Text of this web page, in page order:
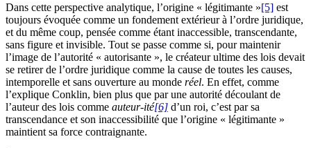
Dans cette perspective analytique, l’origine « légitimante »[5] est
toujours évoquée comme un fondement extérieur à l’ordre juridique,
et du même coup, pensée comme étant inaccessible, transcendante,
sans figure et invisible. Tout se passe comme si, pour maintenir
l’image de l’autorité « autorisante », le créateur ultime des lois devait
se retirer de l’ordre juridique comme la cause de toutes les causes,
intemporelle et sans ouverture au monde réel. En effet, comme
l’explique Conklin, bien plus que par une autorité découlant de
l’auteur des lois comme auteur-ité[6] d’un roi, c’est par sa
transcendance et son inaccessibilité que l’origine « légitimante »
maintient sa force contraignante.